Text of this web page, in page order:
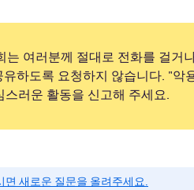
는 여러분께 절대로 전화를 걸거
하도록 요청하지 않습니다. "악
러운 활동을 신고해 주세요.
면 새로운 질문을 올려주세요.